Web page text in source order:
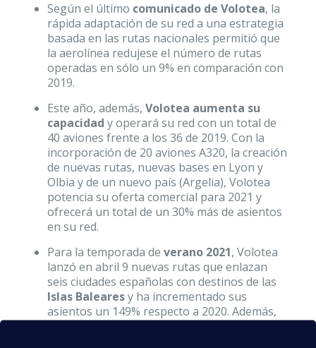
Según el último comunicado de Volotea, la
rápida adaptación de su red a una estrategia
basada en las rutas nacionales permitió que
la aerolínea redujese el número de rutas
operadas en sólo un 9% en comparación con
2019.
Este año, además, Volotea aumenta su
capacidad y operará su red con un total de
40 aviones frente a los 36 de 2019. Con la
incorporación de 20 aviones A320, la creación
de nuevas rutas, nuevas bases en Lyon y
Olbia y de un nuevo país (Argelia), Volotea
potencia su oferta comercial para 2021 y
ofrecerá un total de un 30% más de asientos
en su red.
Para la temporada de verano 2021, Volotea
lanzó en abril 9 nuevas rutas que enlazan
seis ciudades españolas con destinos de las
Islas Balearesy ha incrementado sus
asientos un 149% respecto a 2020. Además,